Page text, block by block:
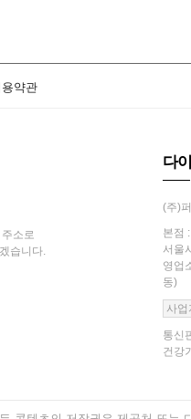
용약관
소로
습니다.
다
(주)
본점
서울
영업
동)
사업
통신
건강